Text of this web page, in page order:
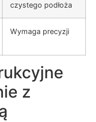
czystego podłoża
Wymaga precyzji
z